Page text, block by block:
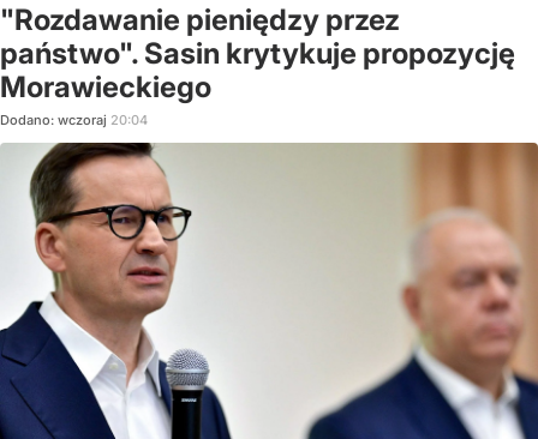
"Rozdawanie pieniędzy przez
państwo". Sasin krytykuje propozycję
Morawieckiego
Dodano: wczoraj 20:04